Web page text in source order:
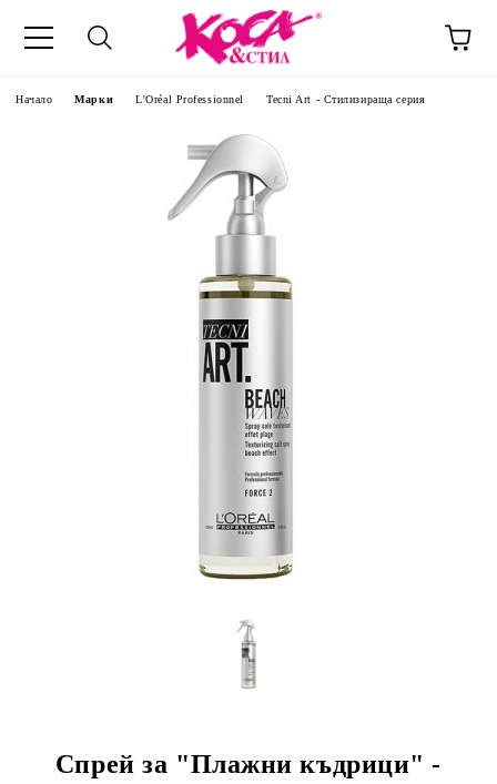
Начало Марки L'Oréal Professionnel Tecni Art - Стилизираща серия
Спрей за "Плажни къдрици" -